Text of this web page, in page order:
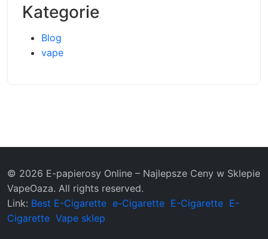
Kategorie
Blog
vape
© 2026 E-papierosy Online – Najlepsze Ceny w Sklepie
VapeOaza. All rights reserved.
Link: Best E-Cigarette e-Cigarette E-Cigarette E-
Cigarette Vape sklep